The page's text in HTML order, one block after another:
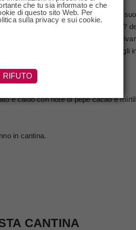
ad un vino che non ha eguali nel
in Francia dopo la seconda met?
sui Colli Berici il Carmenere pu?
un vino dal carattere deciso e dagli
e caldo con note di pepe cacao e
in cantina.
CANTINA
che tu sia informato e che
di questo sito Web. Per
sulla privacy e sui cookie.
RIFUTO